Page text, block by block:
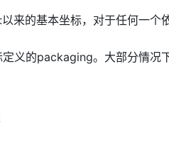
的基本坐标，对于任何一个
义的packaging。大部分情况